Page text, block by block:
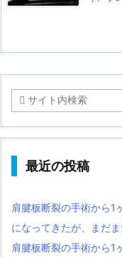
最近の投稿
肩腱板断裂の手術から1
になってきたが、まだ
肩腱板断裂の手術から1